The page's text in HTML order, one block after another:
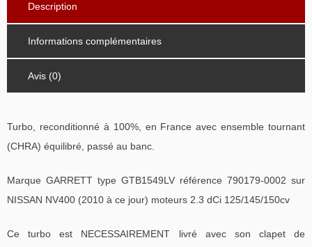
Description
Informations complémentaires
Avis (0)
Turbo, reconditionné à 100%, en France avec ensemble tournant
(CHRA) équilibré, passé au banc.
Marque GARRETT type GTB1549LV référence 790179-0002 sur
NISSAN NV400 (2010 à ce jour) moteurs 2.3 dCi 125/145/150cv
Ce turbo est NECESSAIREMENT livré avec son clapet de